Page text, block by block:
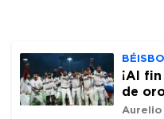
¡Al
de
Aurelio